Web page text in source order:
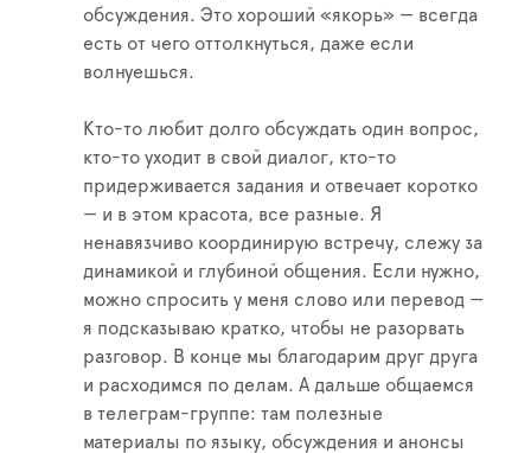
обсуждения. Это хороший «якорь» — всегда
есть от чего оттолкнуться, даже если
волнуешься.
Кто-то любит долго обсуждать один вопрос,
кто-то уходит в свой диалог, кто-то
придерживается задания и отвечает коротко
— и в этом красота, все разные. Я
ненавязчиво координирую встречу, слежу за
динамикой и глубиной общения. Если нужно,
можно спросить у меня слово или перевод —
я подсказываю кратко, чтобы не разорвать
разговор. В конце мы благодарим друг друга
и расходимся по делам. А дальше общаемся
в телеграм-группе: там полезные
материалы по языку, обсуждения и анонсы